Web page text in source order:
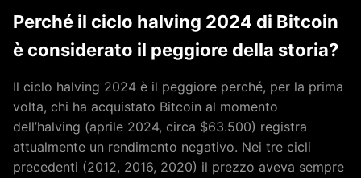
Perché il ciclo halving 2024 di Bitcoin
è considerato il peggiore della storia?
Il ciclo halving 2024 è il peggiore perché, per la prima
volta, chi ha acquistato Bitcoin al momento
dell’halving (aprile 2024, circa $63.500) registra
attualmente un rendimento negativo. Nei tre cicli
precedenti (2012, 2016, 2020) il prezzo aveva sempre